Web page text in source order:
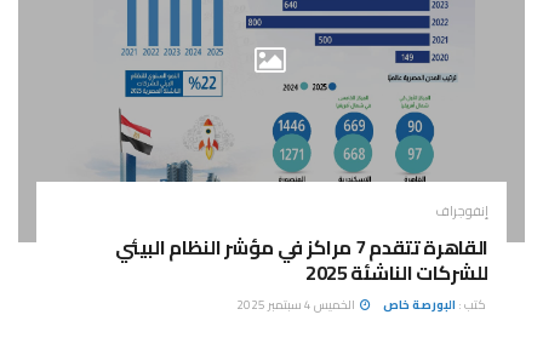
إنفوجراف
القاهرة تتقدم 7 مراكز في مؤشر النظام البيئي
للشركات الناشئة 2025
كتب : البورصة خاص الخميس 4 سبتمبر 2025